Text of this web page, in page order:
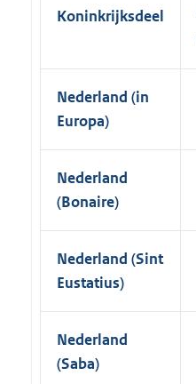
Koninkrijksdeel
Nederland (in
Europa)
Nederland
(Bonaire)
Nederland (Sint
Eustatius)
Nederland
(Saba)